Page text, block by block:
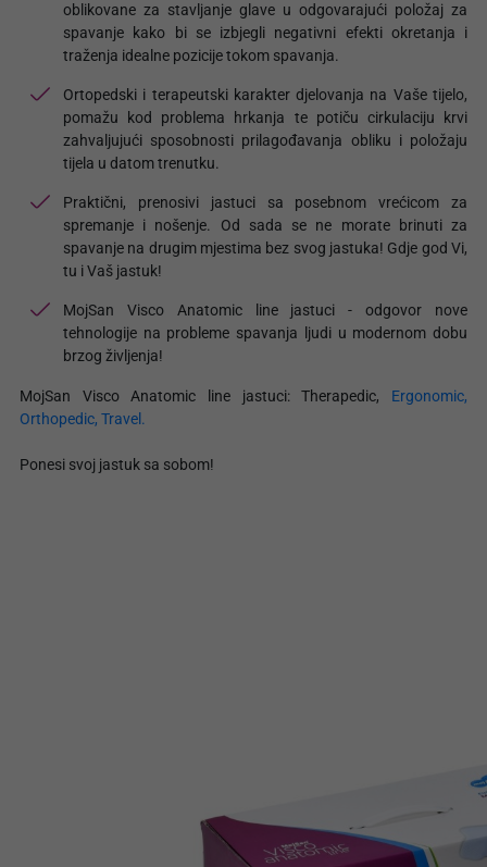
oblikovane za stavljanje glave u odgovarajući položaj za
spavanje kako bi se izbjegli negativni efekti okretanja i
traženja idealne pozicije tokom spavanja.
Ortopedski i terapeutski karakter djelovanja na Vaše tijelo,
pomažu kod problema hrkanja te potiču cirkulaciju krvi
zahvaljujući sposobnosti prilagođavanja obliku i položaju
tijela u datom trenutku.
Praktični, prenosivi jastuci sa posebnom vrećicom za
spremanje i nošenje. Od sada se ne morate brinuti za
spavanje na drugim mjestima bez svog jastuka! Gdje god Vi,
tu i Vaš jastuk!
MojSan Visco Anatomic line jastuci - odgovor nove
tehnologije na probleme spavanja ljudi u modernom dobu
brzog življenja!
MojSan Visco Anatomic line jastuci: Therapedic, Ergonomic,
Orthopedic, Travel.
Ponesi svoj jastuk sa sobom!